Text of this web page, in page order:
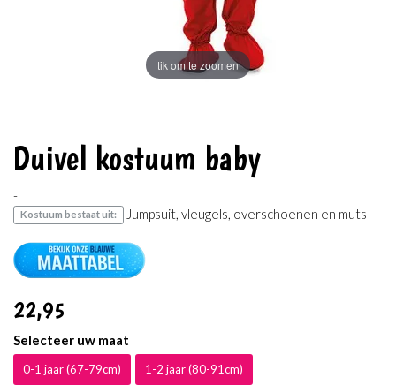
tik om te zoomen
Duivel kostuum baby
-
Kostuum bestaat uit: Jumpsuit, vleugels, overschoenen en muts
22,95
Selecteer uw maat
0-1 jaar (67-79cm) 1-2 jaar (80-91cm)